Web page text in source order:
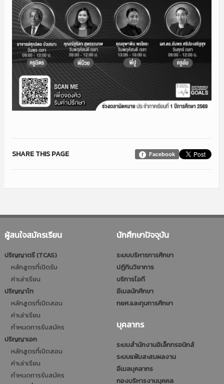
Facebook
SHARE THIS PAGE
ผู้สนใจสมัครเรียน
ปริญญาตรี (TCAS)
หลักสูตรที่เปิดรับ
ค่าเล่าเรียน
ปริญญาโท
หลักสูตรที่เปิดสอน
ค่าเล่าเรียน
กำหนดการรับสมัคร
ปริญญาเอก
หลักสูตรที่เปิดสอน
ค่าเล่าเรียน
กำหนดการรับสมัคร
นักศึกษาปัจจุบัน
ระบบบริหารการศึกษา
ปฎิทินวิชาการ
บริการไอที
อีเมลนักศึกษา
กยศ.และทุนการศึกษา
บุคลากร
ระบบสำนักงานอิเล็กทรอนิกส์
ระบบแฟ้มสะสมผลงาน
อีเมลบุคลากร
กองบริหารงานบุคคล